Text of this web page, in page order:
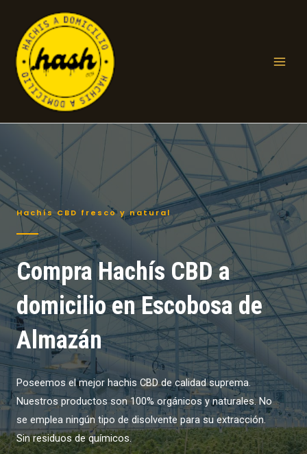
contenido
Hachís CBD fresco y natural
Compra Hachís CBD a
domicilio en Escobosa de
Almazán
Poseemos el mejor hachis CBD de calidad suprema.
Nuestros productos son 100% orgánicos y naturales. No
se emplea ningún tipo de disolvente para su extracción.
Sin residuos de químicos.